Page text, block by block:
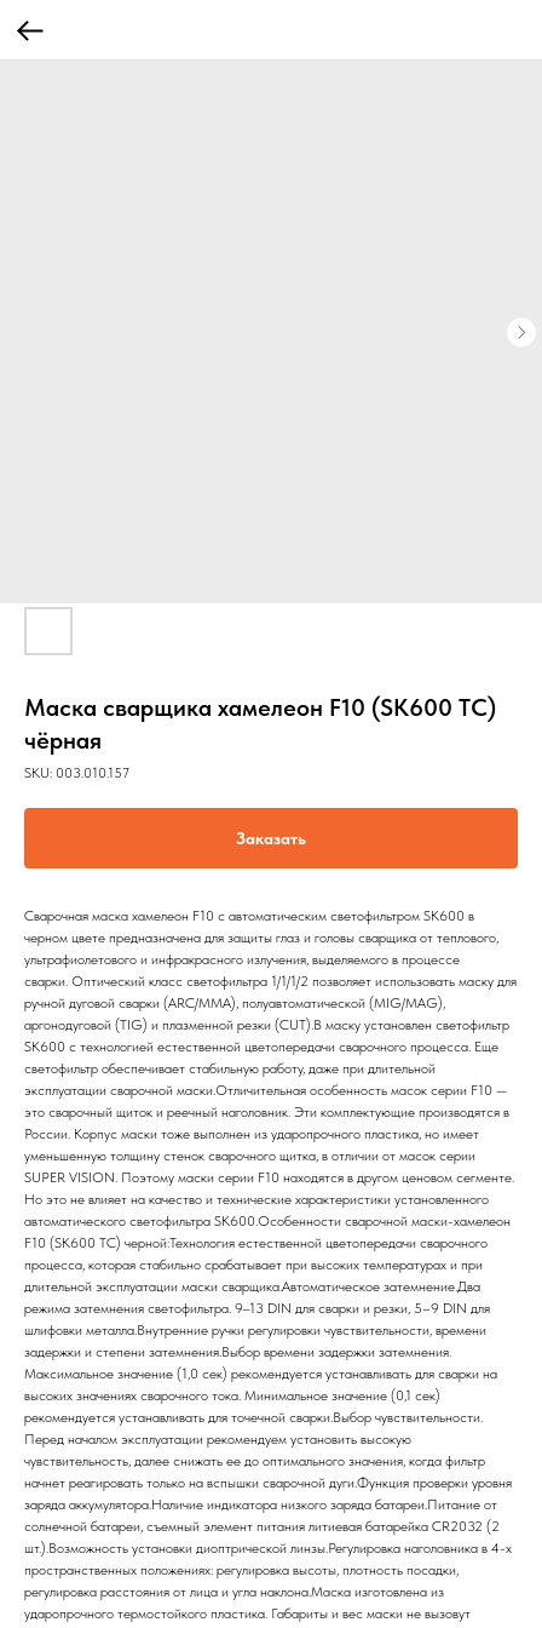
Маска сварщика хамелеон F10 (SK600 TC)
чёрная
SKU: 003.010.157
Заказать
Сварочная маска хамелеон F10 с автоматическим светофильтром SK600 в
черном цвете предназначена для защиты глаз и головы сварщика от теплового,
ультрафиолетового и инфракрасного излучения, выделяемого в процессе
сварки. Оптический класс светофильтра 1/1/1/2 позволяет использовать маску для
ручной дуговой сварки (ARC/MMA), полуавтоматической (MIG/MAG),
аргонодуговой (TIG) и плазменной резки (CUT).В маску установлен светофильтр
SK600 с технологией естественной цветопередачи сварочного процесса. Еще
светофильтр обеспечивает стабильную работу, даже при длительной
эксплуатации сварочной маски.Отличительная особенность масок серии F10 —
это сварочный щиток и реечный наголовник. Эти комплектующие производятся в
России. Корпус маски тоже выполнен из ударопрочного пластика, но имеет
уменьшенную толщину стенок сварочного щитка, в отличии от масок серии
SUPER VISION. Поэтому маски серии F10 находятся в другом ценовом сегменте.
Но это не влияет на качество и технические характеристики установленного
автоматического светофильтра SK600.Особенности сварочной маски-хамелеон
F10 (SK600 TC) черной:Технология естественной цветопередачи сварочного
процесса, которая стабильно срабатывает при высоких температурах и при
длительной эксплуатации маски сварщика.Автоматическое затемнение.Два
режима затемнения светофильтра. 9–13 DIN для сварки и резки, 5–9 DIN для
шлифовки металла.Внутренние ручки регулировки чувствительности, времени
задержки и степени затемнения.Выбор времени задержки затемнения.
Максимальное значение (1,0 сек) рекомендуется устанавливать для сварки на
высоких значениях сварочного тока. Минимальное значение (0,1 сек)
рекомендуется устанавливать для точечной сварки.Выбор чувствительности.
Перед началом эксплуатации рекомендуем установить высокую
чувствительность, далее снижать ее до оптимального значения, когда фильтр
начнет реагировать только на вспышки сварочной дуги.Функция проверки уровня
заряда аккумулятора.Наличие индикатора низкого заряда батареи.Питание от
солнечной батареи, съемный элемент питания литиевая батарейка CR2032 (2
шт.).Возможность установки диоптрической линзы.Регулировка наголовника в 4-х
пространственных положениях: регулировка высоты, плотность посадки,
регулировка расстояния от лица и угла наклона.Маска изготовлена из
ударопрочного термостойкого пластика. Габариты и вес маски не вызовут